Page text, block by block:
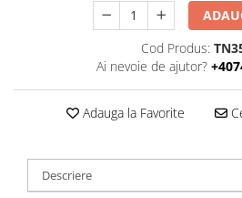
Cod Produs:
Ai nevoie de ajutor?
Adauga la Favorite
Descriere